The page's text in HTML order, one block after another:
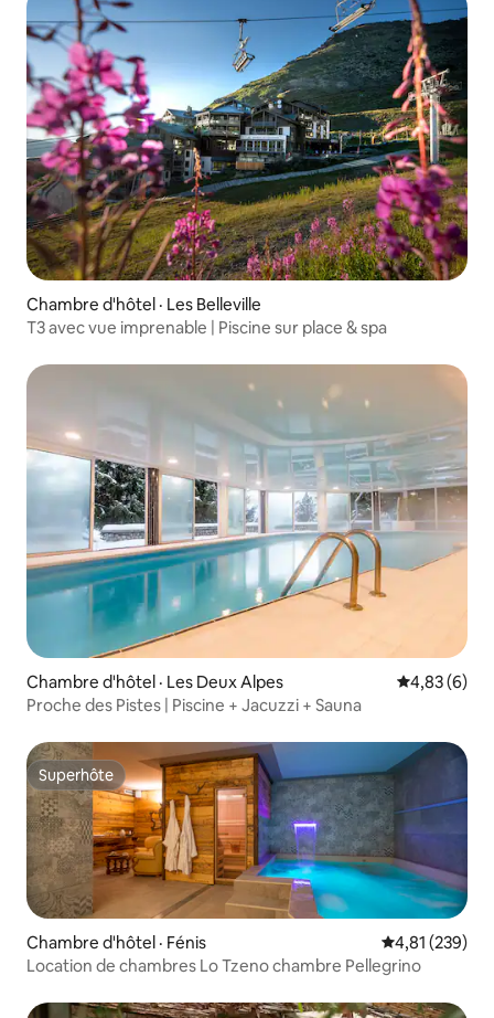
Chambre d'hôtel · Les Belleville
T3 avec vue imprenable | Piscine sur place & spa
Chambre d'hôtel · Les Deux Alpes Note
4,83 (6)
Proche des Pistes | Piscine + Jacuzzi + Sauna
Superhôte
Superhôte
Chambre d'hôtel · Fénis Note
4,81 (239)
Location de chambres Lo Tzeno chambre Pellegrino